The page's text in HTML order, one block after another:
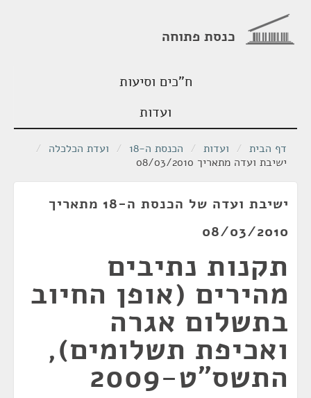
כנסת פתוחה
ח"כים וסיעות
ועדות
דף הבית / ועדות / הכנסת ה-18 / ועדת הכלכלה /
ישיבת ועדה מתאריך 08/03/2010
ישיבת ועדה של הכנסת ה-18 מתאריך
08/03/2010
תקנות נתיבים
מהירים (אופן החיוב
בתשלום אגרה
ואכיפת תשלומים),
התשס"ט-2009